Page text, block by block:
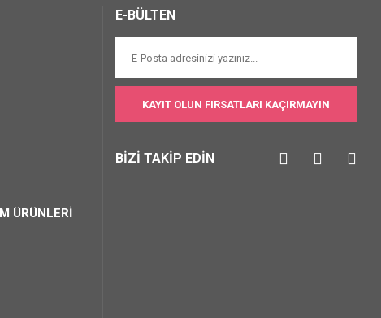
ÜRÜNLERİ
E-BÜLTEN
KAYIT OLUN FIRSATLARI KAÇIRMAYIN
BİZİ TAKİP EDİN